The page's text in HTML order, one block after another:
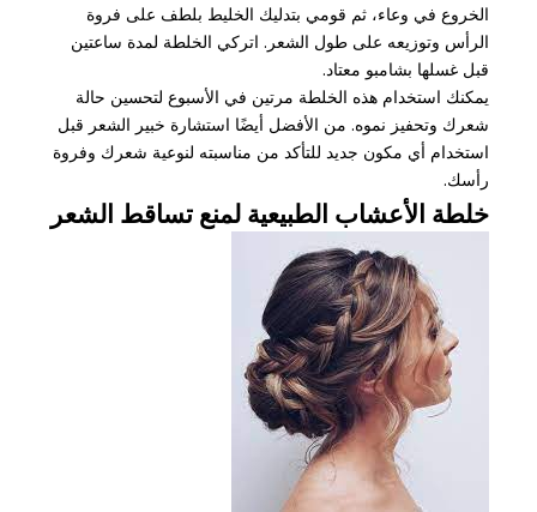
الخروع في وعاء، ثم قومي بتدليك الخليط بلطف على فروة
الرأس وتوزيعه على طول الشعر. اتركي الخلطة لمدة ساعتين
قبل غسلها بشامبو معتاد.
يمكنك استخدام هذه الخلطة مرتين في الأسبوع لتحسين حالة
شعرك وتحفيز نموه. من الأفضل أيضًا استشارة خبير الشعر قبل
استخدام أي مكون جديد للتأكد من مناسبته لنوعية شعرك وفروة
رأسك.
خلطة الأعشاب الطبيعية لمنع تساقط الشعر